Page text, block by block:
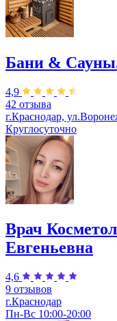
Бани &
4,9
42 отзыва
г.Краснодар,
Круглосуточно
Врач
Евгеньевна
4,6
9 отзывов
г.Краснодар
Пн-Вс 10:00-20:00